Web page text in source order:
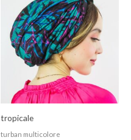
tropicale
turban multicolore